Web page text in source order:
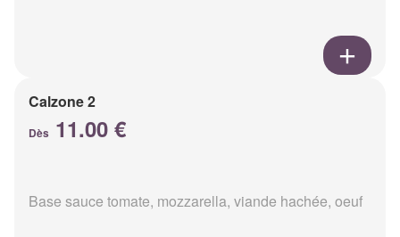
Calzone 2
Dès 11.00 €
Base sauce tomate, mozzarella, viande hachée, oeuf